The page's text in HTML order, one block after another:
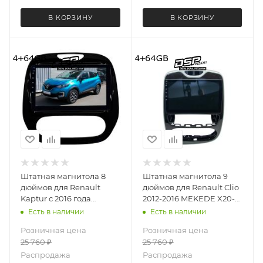
В КОРЗИНУ В КОРЗИНУ
Штатная магнитола 8
дюймов для Renault
Kaptur с 2016 года
(ручной климат)
6481 (крутилки) Android
13 4+64 Gb 8 ядер
Есть в наличии
Розничная цена
25 760₽
Распродажа
Штатная магнитола 9
дюймов для Renault Clio
2012-2016 MEKEDE X20-
PRO 4323-6480
4+64 Gb 8 ядер
Есть в наличии
Розничная цена
25 760₽
Распродажа